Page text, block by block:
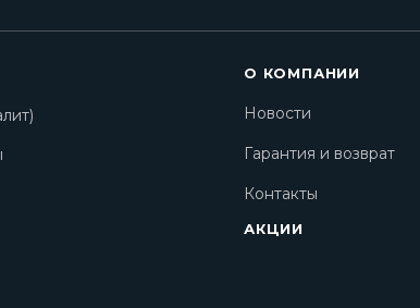
О КОМПАНИИ
Новости
Гарантия и возврат
Контакты
АКЦИИ